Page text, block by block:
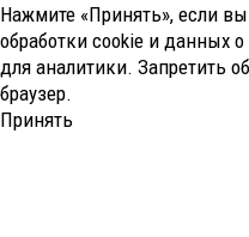
Нажмите «Принять», если
обработки cookie и данных
для аналитики. Запретить
браузер.
Принять